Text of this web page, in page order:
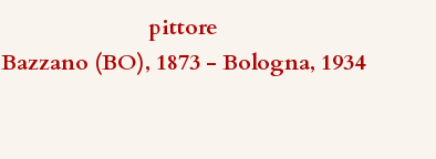
pittore
Bazzano (BO), 1873 - Bologna, 1934